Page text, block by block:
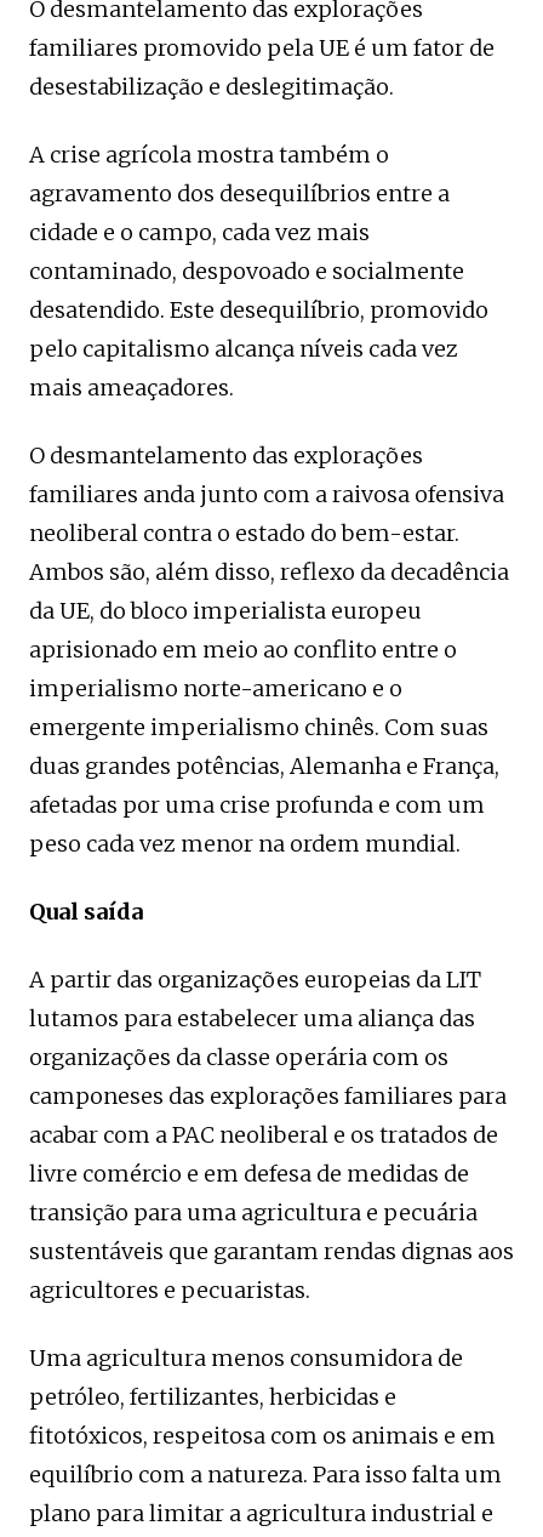
O desmantelamento das explorações
familiares promovido pela UE é um fator de
desestabilização e deslegitimação.
A crise agrícola mostra também o
agravamento dos desequilíbrios entre a
cidade e o campo, cada vez mais
contaminado, despovoado e socialmente
desatendido. Este desequilíbrio, promovido
pelo capitalismo alcança níveis cada vez
mais ameaçadores.
O desmantelamento das explorações
familiares anda junto com a raivosa ofensiva
neoliberal contra o estado do bem-estar.
Ambos são, além disso, reflexo da decadência
da UE, do bloco imperialista europeu
aprisionado em meio ao conflito entre o
imperialismo norte-americano e o
emergente imperialismo chinês. Com suas
duas grandes potências, Alemanha e França,
afetadas por uma crise profunda e com um
peso cada vez menor na ordem mundial.
Qual saída
A partir das organizações europeias da LIT
lutamos para estabelecer uma aliança das
organizações da classe operária com os
camponeses das explorações familiares para
acabar com a PAC neoliberal e os tratados de
livre comércio e em defesa de medidas de
transição para uma agricultura e pecuária
sustentáveis que garantam rendas dignas aos
agricultores e pecuaristas.
Uma agricultura menos consumidora de
petróleo, fertilizantes, herbicidas e
fitotóxicos, respeitosa com os animais e em
equilíbrio com a natureza. Para isso falta um
plano para limitar a agricultura industrial e